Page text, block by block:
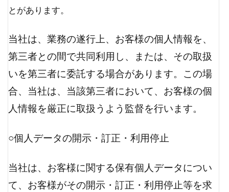
とがあります。
当社は、業務の遂行上、お客様の個人情報を、
第三者との間で共同利用し、または、その取扱
いを第三者に委託する場合があります。この場
合、当社は、当該第三者において、お客様の個
人情報を厳正に取扱うよう監督を行います。
○個人データの開示・訂正・利用停止
当社は、お客様に関する保有個人データについ
て、お客様がその開示・訂正・利用停止等を求